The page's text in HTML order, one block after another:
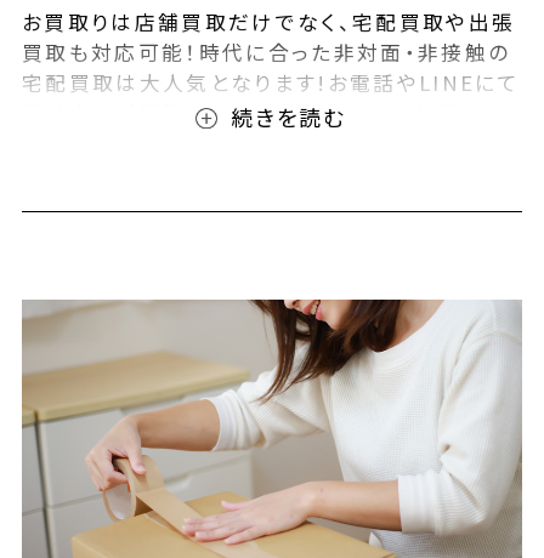
お買取りは店舗買取だけでなく、宅配買取や出張
買取も対応可能！時代に合った非対面・非接触の
宅配買取は大人気となります!お電話やLINEにて
事前査定が可能となっております！また無料の宅